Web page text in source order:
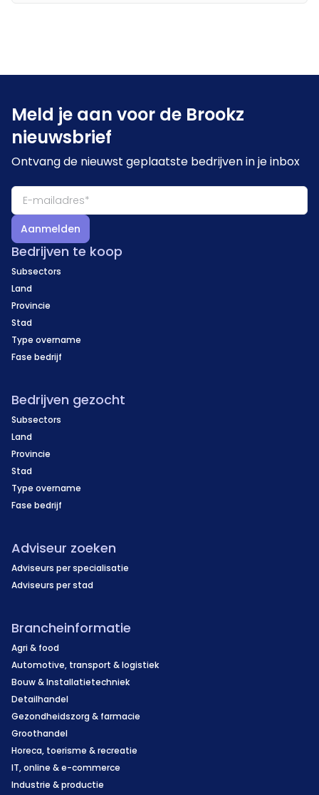
Meld je aan voor de Brookz
nieuwsbrief
Ontvang de nieuwst geplaatste bedrijven in je inbox
Aanmelden
Bedrijven te koop
Subsectors
Land
Provincie
Stad
Type overname
Fase bedrijf
Bedrijven gezocht
Subsectors
Land
Provincie
Stad
Type overname
Fase bedrijf
Adviseur zoeken
Adviseurs per specialisatie
Adviseurs per stad
Brancheinformatie
Agri & food
Automotive, transport & logistiek
Bouw & Installatietechniek
Detailhandel
Gezondheidszorg & farmacie
Groothandel
Horeca, toerisme & recreatie
IT, online & e-commerce
Industrie & productie